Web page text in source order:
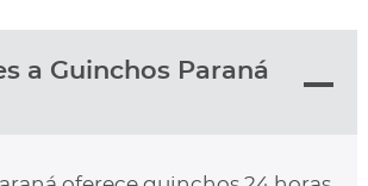
a Guinchos Paraná